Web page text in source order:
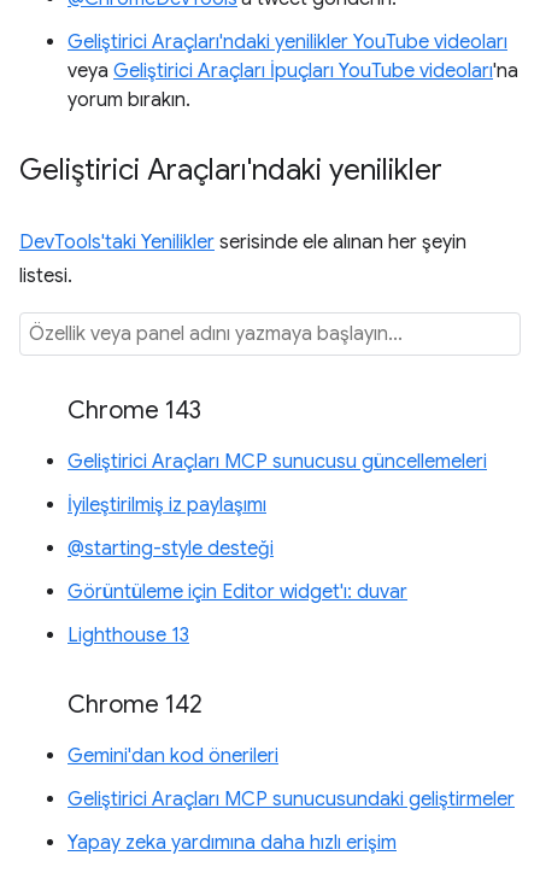
Geliştirici Araçları'ndaki yenilikler YouTube videoları
veya Geliştirici Araçları İpuçları YouTube videoları'na
yorum bırakın.
Geliştirici Araçları'ndaki yenilikler
DevTools'taki Yenilikler serisinde ele alınan her şeyin
listesi.
Chrome 143
Geliştirici Araçları MCP sunucusu güncellemeleri
İyileştirilmiş iz paylaşımı
@starting-style desteği
Görüntüleme için Editor widget'ı: duvar
Lighthouse 13
Chrome 142
Gemini'dan kod önerileri
Geliştirici Araçları MCP sunucusundaki geliştirmeler
Yapay zeka yardımına daha hızlı erişim